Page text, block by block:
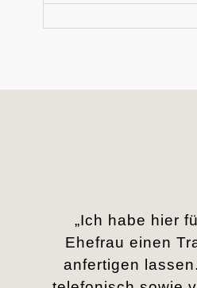
„Ich habe hier
Ehefrau einen
anfertigen